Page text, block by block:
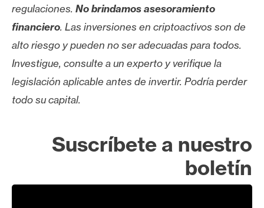
regulaciones. No brindamos asesoramiento
financiero. Las inversiones en criptoactivos son de
alto riesgo y pueden no ser adecuadas para todos.
Investigue, consulte a un experto y verifique la
legislación aplicable antes de invertir. Podría perder
todo su capital.
Suscríbete a nuestro
boletín